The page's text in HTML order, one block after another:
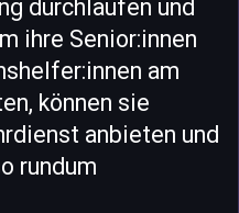
durchlaufen und
ihre Senior:innen
am
können sie
anbieten und
rundum